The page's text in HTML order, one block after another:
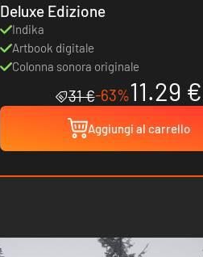
Deluxe Edizione
Indika
Artbook digitale
Colonna sonora originale
31 €-63%11.29 €
Aggiungi al carrello